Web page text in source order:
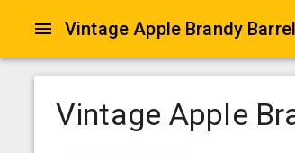
Vintage Apple Brandy
Vintage Apple